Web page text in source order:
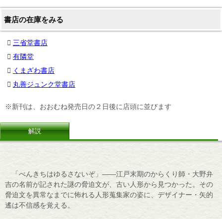
書店の在庫をみる
三省堂書店
有隣堂
くまざわ書店
丸善ジュンク堂書店
※新刊は、おおむね発売日の２日後に店頭に並びます
解説
「べんきちはゆるさないぞ」――江戸末期のからくり師・大野弁
吉の名前が記された謎の脅迫文が、古い人形から見つかった。その
脅迫文を異常なまでに怖れる人形蒐集家の姿に、デザイナー・矢的
遙は不信感を覚える。